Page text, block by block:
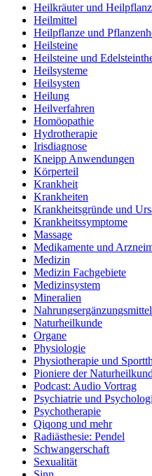
Heilkräuter und
Heilmittel
Heilpflanze und
Heilsteine
Heilsteine und
Heilsysteme
Heilsysten
Heilung
Heilverfahren
Homöopathie
Hydrotherapie
Irisdiagnose
Kneipp Anwendungen
Körperteil
Krankheit
Krankheiten
Krankheitsgründe und
Krankheitssymptome
Massage
Medikamente und
Medizin
Medizin Fachgebiete
Medizinsystem
Mineralien
Nahrungsergänzungsmittel
Naturheilkunde
Organe
Physiologie
Physiotherapie und
Pioniere der
Podcast: Audio Vortrag
Psychiatrie und
Psychotherapie
Qiqong und mehr
Radiästhesie: Pendel
Schwangerschaft
Sexualität